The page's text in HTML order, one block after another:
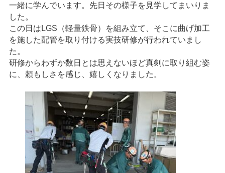
一緒に学んでいます。先日その様子を見学してまいりま
した。
この日はLGS（軽量鉄骨）を組み立て、そこに曲げ加工
を施した配管を取り付ける実技研修が行われていまし
た。
研修からわずか数日とは思えないほど真剣に取り組む姿
に、頼もしさを感じ、嬉しくなりました。